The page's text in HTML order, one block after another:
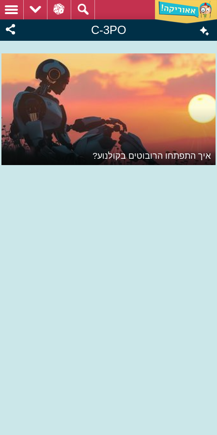
C-3PO
איך התפתחו הרובוטים בקולנוע?